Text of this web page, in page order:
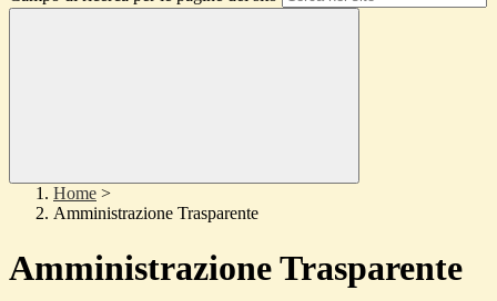
Home >
Amministrazione Trasparente
Amministrazione Trasparente